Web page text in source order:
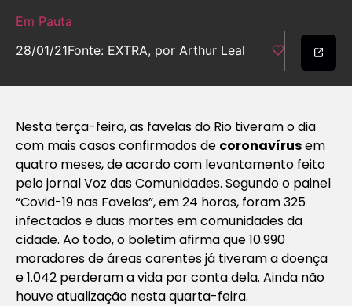
Em Pauta
28/01/21Fonte: EXTRA, por Arthur Leal
Nesta terça-feira, as favelas do Rio tiveram o dia
com mais casos confirmados de coronavírusem
quatro meses, de acordo com levantamento feito
pelo jornal Voz das Comunidades. Segundo o painel
“Covid-19 nas Favelas”, em 24 horas, foram 325
infectados e duas mortes em comunidades da
cidade. Ao todo, o boletim afirma que 10.990
moradores de áreas carentes já tiveram a doença
e 1.042 perderam a vida por conta dela. Ainda não
houve atualização nesta quarta-feira.